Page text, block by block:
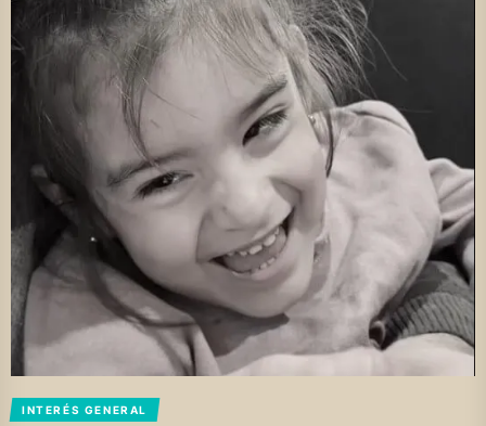
INTERÉS GENERAL